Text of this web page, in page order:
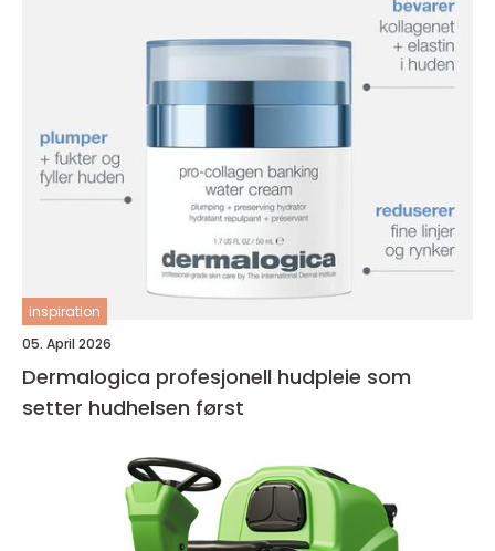
inspiration
05. April 2026
Dermalogica profesjonell hudpleie som
setter hudhelsen først